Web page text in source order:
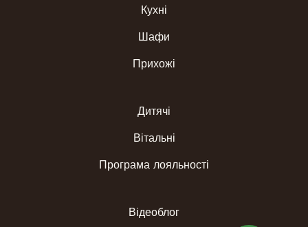
Кухні
Шафи
Прихожі
Дитячі
Вітальні
Програма лояльності
Відеоблог